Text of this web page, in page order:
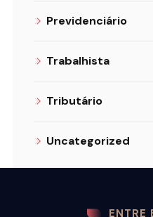
Previdenciário
Trabalhista
Tributário
Uncategorized
ENTRE